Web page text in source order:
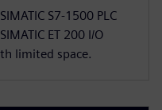
S7-1500 PLC
ET 200 I/O
limited space.